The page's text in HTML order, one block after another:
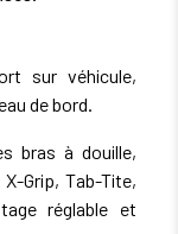
sur véhicule,
de bord.
bras à douille,
Grip, Tab-Tite,
réglable et